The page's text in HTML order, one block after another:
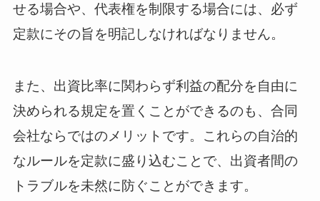
せる場合や、代表権を制限する場合には、必ず
定款にその旨を明記しなければなりません。
また、出資比率に関わらず利益の配分を自由に
決められる規定を置くことができるのも、合同
会社ならではのメリットです。これらの自治的
なルールを定款に盛り込むことで、出資者間の
トラブルを未然に防ぐことができます。